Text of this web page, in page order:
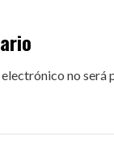
no será